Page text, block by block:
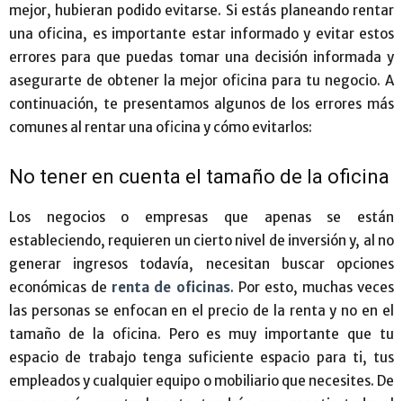
mejor, hubieran podido evitarse. Si estás planeando rentar
una oficina, es importante estar informado y evitar estos
errores para que puedas tomar una decisión informada y
asegurarte de obtener la mejor oficina para tu negocio. A
continuación, te presentamos algunos de los errores más
comunes al rentar una oficina y cómo evitarlos:
No tener en cuenta el tamaño de la oficina
Los negocios o empresas que apenas se están
estableciendo, requieren un cierto nivel de inversión y, al no
generar ingresos todavía, necesitan buscar opciones
económicas de renta de oficinas. Por esto, muchas veces
las personas se enfocan en el precio de la renta y no en el
tamaño de la oficina. Pero es muy importante que tu
espacio de trabajo tenga suficiente espacio para ti, tus
empleados y cualquier equipo o mobiliario que necesites. De